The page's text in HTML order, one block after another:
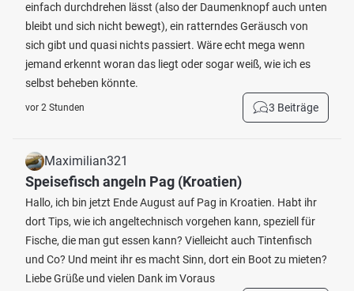
einfach durchdrehen lässt (also der Daumenknopf auch unten
bleibt und sich nicht bewegt), ein ratterndes Geräusch von
sich gibt und quasi nichts passiert. Wäre echt mega wenn
jemand erkennt woran das liegt oder sogar weiß, wie ich es
selbst beheben könnte.
vor 2 Stunden 3 Beiträge
Maximilian321
Speisefisch angeln Pag (Kroatien)
Hallo, ich bin jetzt Ende August auf Pag in Kroatien. Habt ihr
dort Tips, wie ich angeltechnisch vorgehen kann, speziell für
Fische, die man gut essen kann? Vielleicht auch Tintenfisch
und Co? Und meint ihr es macht Sinn, dort ein Boot zu mieten?
Liebe Grüße und vielen Dank im Voraus